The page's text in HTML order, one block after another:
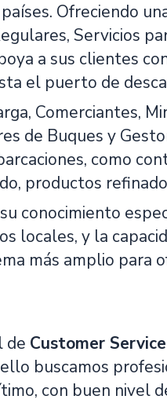
Ofreciendo
Servicios
a sus clientes
el puerto de
Comerciantes,
de Buques y
como
productos
conocimiento
locales, y la
más amplio para
de Customer Service
ello buscamos
con buen nivel